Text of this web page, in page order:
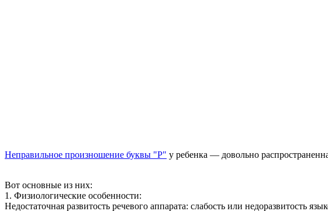
Неправильное произношение буквы "Р" у ребенка — довольно
Вот основные из них:
1. Физиологические особенности:
Недостаточная развитость речевого аппарата: слабость или недоразвитость